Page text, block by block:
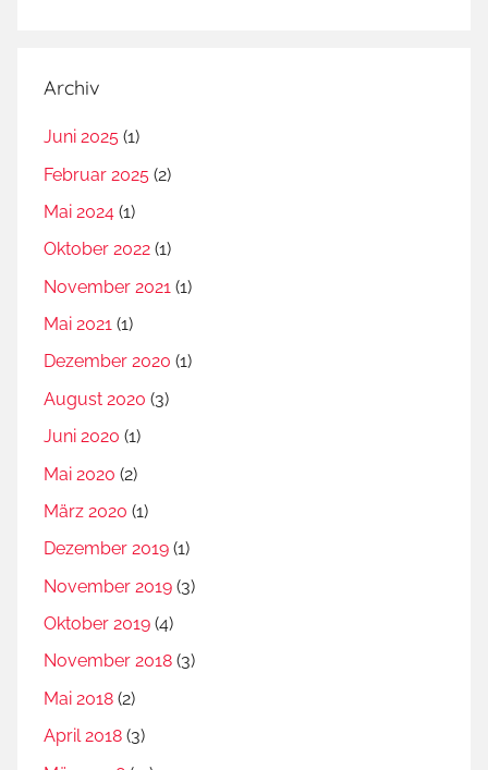
Archiv
Juni 2025 (1)
Februar 2025 (2)
Mai 2024 (1)
Oktober 2022 (1)
November 2021 (1)
Mai 2021 (1)
Dezember 2020 (1)
August 2020 (3)
Juni 2020 (1)
Mai 2020 (2)
März 2020 (1)
Dezember 2019 (1)
November 2019 (3)
Oktober 2019 (4)
November 2018 (3)
Mai 2018 (2)
April 2018 (3)